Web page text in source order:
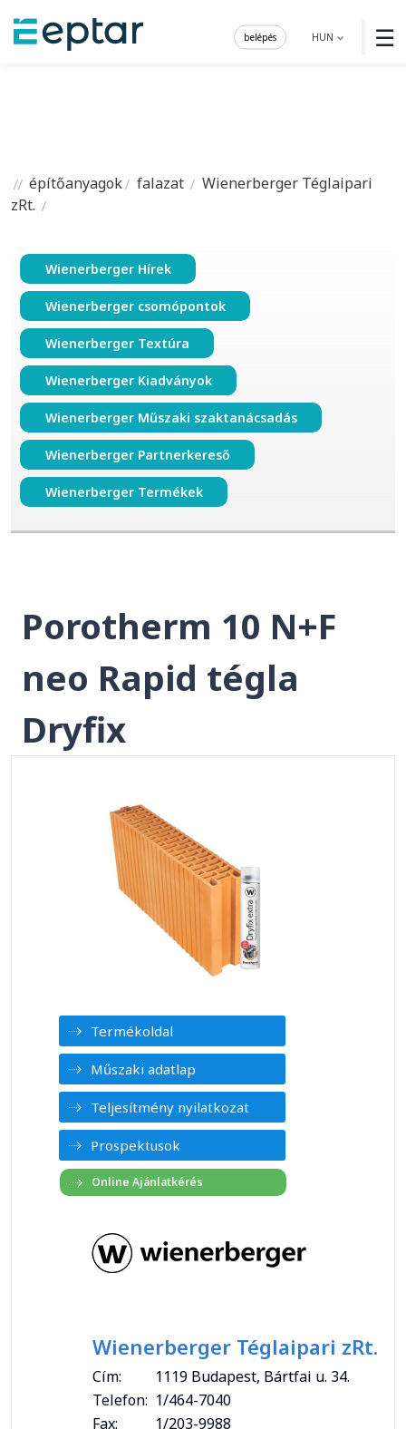
☰
HUN
belépés
építőanyagok falazat
Wienerberger Téglaipari
zRt.
Wienerberger Hírek
Wienerberger csomópontok
Wienerberger Textúra
Wienerberger Kiadványok
Wienerberger Műszaki szaktanácsadás
Wienerberger Partnerkereső
Wienerberger Termékek
Porotherm 10 N+F
neo Rapid tégla
Dryfix
Termékoldal
Műszaki adatlap
Teljesítmény nyilatkozat
Prospektusok
Wienerberger Téglaipari zRt.
Cím:
1119 Budapest, Bártfai u. 34.
Telefon: 1/464-7040
Fax:
1/203-9988